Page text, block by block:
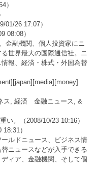
）
01/26 17:07）
08:08）
金融機関、個人投資家にニ
世界最大の国際通信社。ニ
報、経済・株式・外国為替
ス, 経済 金融ニュース, &
い。
（2008/10/23 10:16）
18:31）
ルドニュース、ビジネス情
ニュースなどが入手できる
ィア、金融機関、そして個